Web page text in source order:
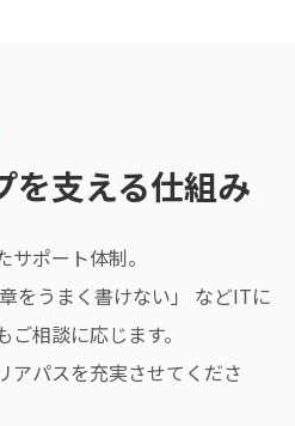
を支える仕組み
ポート体制。
をうまく書けない」 などITに
相談に応じます。
アパスを充実させてくださ